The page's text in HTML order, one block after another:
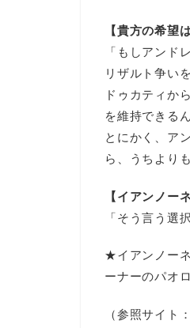
【貴方の希望
「もしアンド
リザルト争い
ドゥカティか
を維持できる
とにかく、ア
ら、うちより
【イアンノー
「そう言う選
★イアンノー
ーナーのパオ
（参照サイト